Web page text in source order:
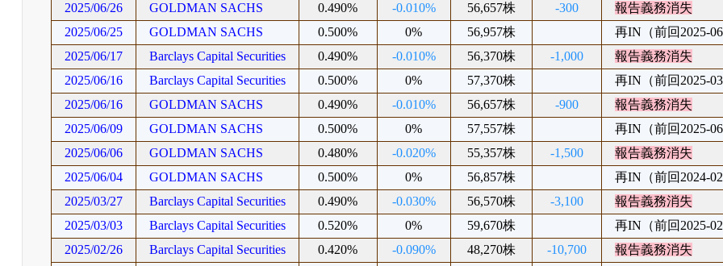
2025/06/26
GOLDMAN SACHS 0.490% -0.010% 56,657株 -300
報告義務消失
2025/06/25
GOLDMAN SACHS 0.500% 0% 56,957株
再IN（前回2025-
2025/06/17
Barclays Capital Securities 0.490% -0.010% 56,370株 -1,000
報告義務消失
2025/06/16
Barclays Capital Securities 0.500% 0% 57,370株
再IN（前回2025-
2025/06/16
GOLDMAN SACHS 0.490% -0.010% 56,657株 -900
報告義務消失
2025/06/09
GOLDMAN SACHS 0.500% 0% 57,557株
再IN（前回2025-
2025/06/06
GOLDMAN SACHS 0.480% -0.020% 55,357株 -1,500
報告義務消失
2025/06/04
GOLDMAN SACHS 0.500% 0% 56,857株
再IN（前回2024-
2025/03/27
Barclays Capital Securities 0.490% -0.030% 56,570株 -3,100
報告義務消失
2025/03/03
Barclays Capital Securities 0.520% 0% 59,670株
再IN（前回2025-
2025/02/26
Barclays Capital Securities 0.420% -0.090% 48,270株 -10,700
報告義務消失